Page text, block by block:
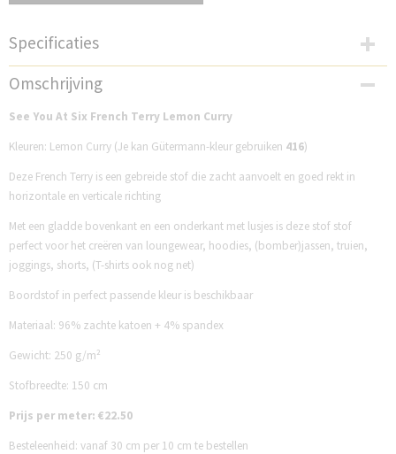
Specificaties
Productcode
SP33F038L
Omschrijving
See You At Six French Terry Lemon Curry
Kleuren: Lemon Curry (Je kan Gütermann-kleur gebruiken 416)
Deze French Terry is een gebreide stof die zacht aanvoelt en goed rekt in
horizontale en verticale richting
Met een gladde bovenkant en een onderkant met lusjes is deze stof stof
perfect voor het creëren van loungewear, hoodies, (bomber)jassen, truien,
joggings, shorts, (T-shirts ook nog net)
Boordstof in perfect passende kleur is beschikbaar
Materiaal: 96% zachte katoen + 4% spandex
Gewicht: 250 g/m²
Stofbreedte: 150 cm
Prijs per meter: €22.50
Besteleenheid: vanaf 30 cm per 10 cm te bestellen